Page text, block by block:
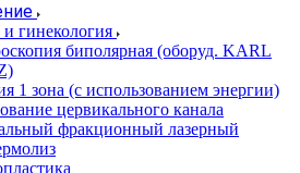
гинекология
биполярная (оборуд. KARL
1 зона (с использованием энергии)
цервикального канала
фракционный лазерный